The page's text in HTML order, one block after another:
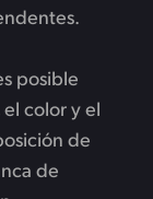
posible
color y el
de
de